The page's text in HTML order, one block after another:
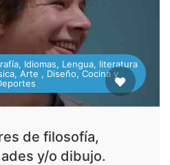
Idiomas, Lengua, literatura
Arte , Diseño, Cocina y
de filosofía,
y/o dibujo.